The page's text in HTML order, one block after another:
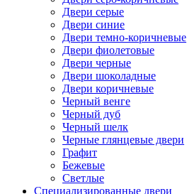
Двери серые
Двери синие
Двери темно-коричневые
Двери фиолетовые
Двери черные
Двери шоколадные
Двери коричневые
Черный венге
Черный дуб
Черный шелк
Черные глянцевые двери
Графит
Бежевые
Светлые
Специализированные двери